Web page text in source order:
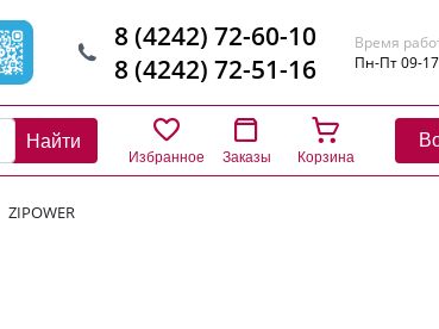
8 (4242) 72-60-10
8 (4242) 72-51-16
Время
Пн-Пт 09-17
Найти
Избранное Заказы Корзина
ZIPOWER